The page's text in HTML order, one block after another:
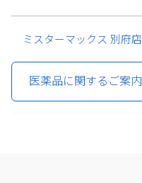
ミスターマックス 別府店
医薬品に関するご案内